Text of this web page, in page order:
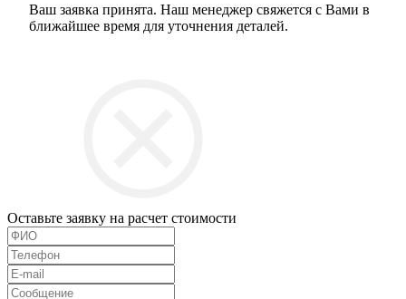
Ваш заявка принята. Наш менеджер свяжется с Вами в
ближайшее время для уточнения деталей.
Оставьте заявку на расчет стоимости